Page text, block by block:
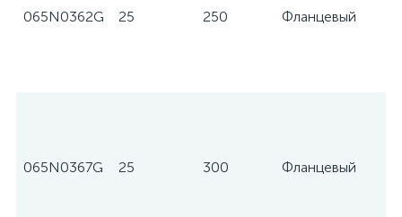
065N0362G 25 250 Фланцевый
065N0367G 25 300 Фланцевый